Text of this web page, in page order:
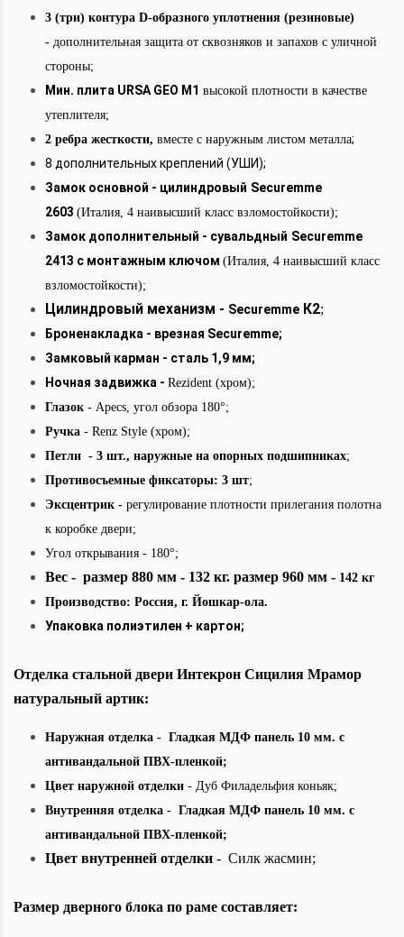
3 (три) контура D-образного уплотнения (резиновые)
- дополнительная защита от сквозняков и запахов с уличной
стороны;
Мин. плита URSA GEO М1 высокой плотности в качестве
утеплителя;
2 ребра жесткости, вместе с наружным листом металла;
8 дополнительных креплений (УШИ);
Замок основной - цилиндровый Securemme
2603 (Италия, 4 наивысший класс взломостойкости);
Замок дополнительный - сувальдный Securemme
2413 с монтажным ключом (Италия, 4 наивысший класс
взломостойкости);
Цилиндровый механизм - Securemme К2;
Броненакладка - врезная Securemme;
Замковый карман - сталь 1,9 мм;
Ночная задвижка - Rezident (хром);
Глазок - Apecs, угол обзора 180°;
Ручка - Renz Style (хром);
Петли - 3 шт., наружные на опорных подшипниках;
Противосъемные фиксаторы: 3 шт;
Эксцентрик - регулирование плотности прилегания полотна
к коробке двери;
Угол открывания - 180°;
Вес - размер 880 мм - 132 кг. размер 960 мм - 142 кг
Производство: Россия, г. Йошкар-ола.
Упаковка полиэтилен + картон;
Отделка стальной двери Интекрон Сицилия Мрамор
натуральный артик:
Наружная отделка - Гладкая МДФ панель 10 мм. с
антивандальной ПВХ-пленкой;
Цвет наружной отделки - Дуб Филадельфия коньяк;
Внутренняя отделка - Гладкая МДФ панель 10 мм. с
антивандальной ПВХ-пленкой;
Цвет внутренней отделки - Силк жасмин;
Размер дверного блока по раме составляет: